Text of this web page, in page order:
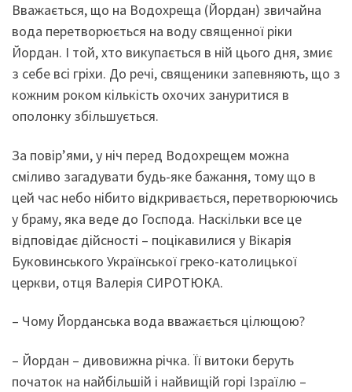
Вважається, що на Водохреща (Йордан) звичайна
вода перетворюється на воду священної ріки
Йордан. І той, хто викупається в ній цього дня, змиє
з себе всі гріхи. До речі, священики запевняють, що з
кожним роком кількість охочих зануритися в
ополонку збільшується.
За повір’ями, у ніч перед Водохрещем можна
сміливо загадувати будь-яке бажання, тому що в
цей час небо нібито відкривається, перетворюючись
у браму, яка веде до Господа. Наскільки все це
відповідає дійсності – поцікавилися у Вікарія
Буковинського Української греко-католицької
церкви, отця Валерія СИРОТЮКА.
– Чому Йорданська вода вважається цілющою?
– Йордан – дивовижна річка. Її витоки беруть
початок на найбільшій і найвищій горі Ізраїлю –